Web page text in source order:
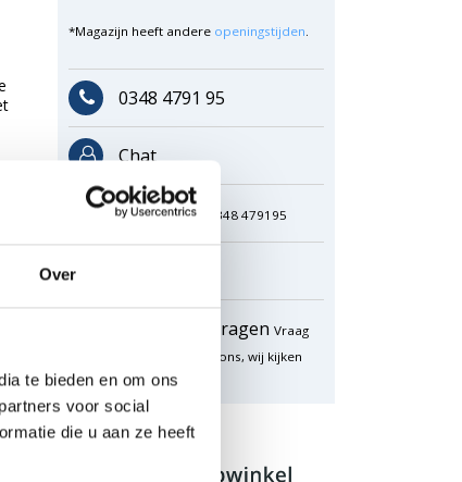
Over
te bieden en om ons
voor social
die u aan ze heeft
*Magazijn heeft andere openingstijden.
0348 4791 95
Chat
WhatsApp 0348 479195
Offerte aanvragen Vraag
een speciale prijs op bij ons, wij kijken
naar de mogelijkheden.